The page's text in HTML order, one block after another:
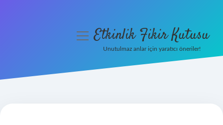
menüyüEtkinlik Fikir Kutusu
Unutulmaz anlar için yaratıcı öneriler!